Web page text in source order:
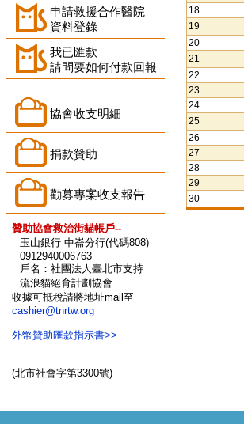
申請救援合作醫院
資料登錄
我已匯款
請問要如何付款回報
協會收支明細
捐款贊助
勸募專案收支報告
贊助協會救治街貓帳戶--
玉山銀行 中崙分行(代碼808)
0912940006763
戶名：社團法人臺北市支持
流浪貓絕育計劃協會
收據可抵稅請將地址mail至
cashier@tnrtw.org
外幣贊助匯款指示書>>
(北市社會字第3300號)
18
19
20
21
22
23
24
25
26
27
28
29
30